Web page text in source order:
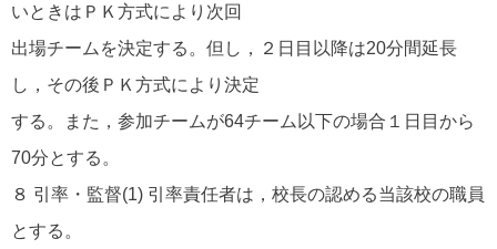
いときはＰＫ方式により次回
出場チームを決定する。但し，２日目以降は20分間延長
し，その後ＰＫ方式により決定
する。また，参加チームが64チーム以下の場合１日目から
70分とする。
８ 引率・監督(1) 引率責任者は，校長の認める当該校の職員
とする。